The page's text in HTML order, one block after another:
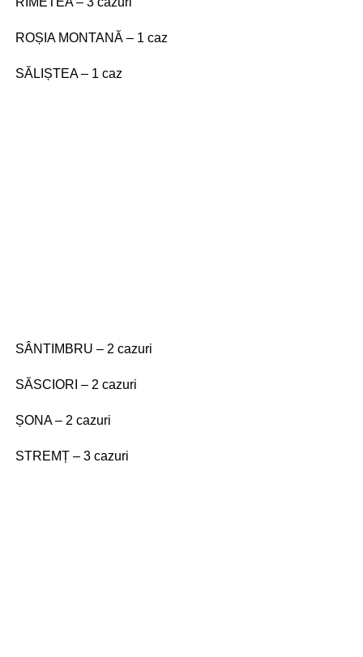
ROȘIA MONTANĂ – 1 caz
SĂLIȘTEA – 1 caz
SÂNTIMBRU – 2 cazuri
SĂSCIORI – 2 cazuri
ȘONA – 2 cazuri
STREMȚ – 3 cazuri